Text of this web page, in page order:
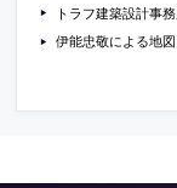
トラフ建築設計事務所
伊能忠敬による地図